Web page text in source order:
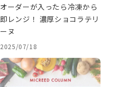
オーダーが入ったら冷凍から
即レンジ！ 濃厚ショコラテリ
ーヌ
2025/07/18